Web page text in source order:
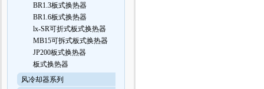
BR1.3板式换热器
BR1.6板式换热器
lx-SR可折式板式换热器
MB15可拆式板式换热器
JP200板式换热器
板式换热器
风冷却器系列